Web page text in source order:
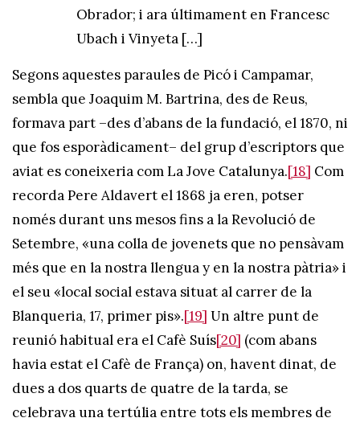
Obrador; i ara últimament en Francesc
Ubach i Vinyeta […]
Segons aquestes paraules de Picó i Campamar,
sembla que Joaquim M. Bartrina, des de Reus,
formava part –des d’abans de la fundació, el 1870, ni
que fos esporàdicament– del grup d’escriptors que
aviat es coneixeria com La Jove Catalunya.[18] Com
recorda Pere Aldavert el 1868 ja eren, potser
només durant uns mesos fins a la Revolució de
Setembre, «una colla de jovenets que no pensàvam
més que en la nostra llengua y en la nostra pàtria» i
el seu «local social estava situat al carrer de la
Blanqueria, 17, primer pis».[19] Un altre punt de
reunió habitual era el Cafè Suís[20] (com abans
havia estat el Cafè de França) on, havent dinat, de
dues a dos quarts de quatre de la tarda, se
celebrava una tertúlia entre tots els membres de